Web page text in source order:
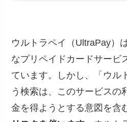
ウルトラペイ（UltraPay）
なプリペイドカードサービ
ています。しかし、「ウル
う検索は、このサービスの
金を得ようとする意図を含